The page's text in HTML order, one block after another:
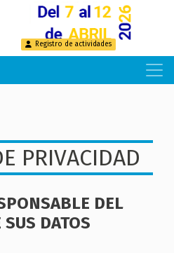
Pasar
contenido
Registro de actividades
PRIVACIDAD
DEL
DATOS